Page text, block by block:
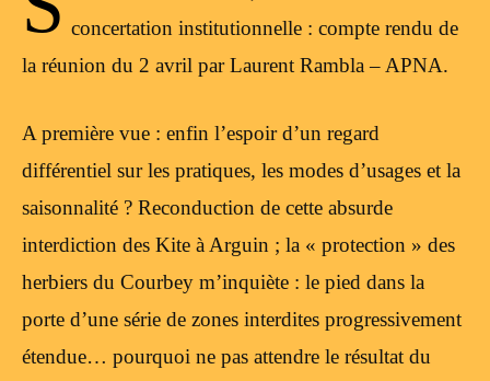
concertation institutionnelle : compte rendu de
la réunion du 2 avril par Laurent Rambla – APNA.
A première vue : enfin l’espoir d’un regard
différentiel sur les pratiques, les modes d’usages et la
saisonnalité ? Reconduction de cette absurde
interdiction des Kite à Arguin ; la « protection » des
herbiers du Courbey m’inquiète : le pied dans la
porte d’une série de zones interdites progressivement
étendue… pourquoi ne pas attendre le résultat du